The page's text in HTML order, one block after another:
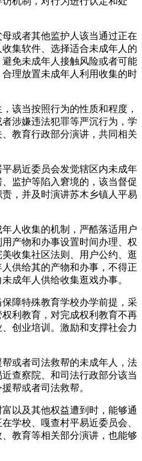
者其他监护人该当通过正在
集软件、选择适合未成年人的
免未成年人接触风险或者可能
理放置未成年人利用收集的时
当按照行为的性质和程度，
涉嫌违法犯罪等严沉行为，学
教育行政部分演讲，共同相关
易近委员会发觉辖区内未成年
监护等陷入窘境的，该当督促
，并及时演讲苏木乡镇人平易
收集的机制，严酷落适用户
产物和办事设置时间办理、权
收集社区法则、用户公约、逛
供给其的产物和办事，不得正
成年人供给收集逛戏办事。
障特殊教育学校办学前提，采
利教育，对完成权利教育不再
创业培训。激励和支撑社会力
或者司法救帮的未成年人，法
查察院、和司法行政部分该当
帮或者司法救帮。
及其他权益遭到时，能够通
学校、嘎查村平易近委员会、
教育等相关部分演讲，也能够